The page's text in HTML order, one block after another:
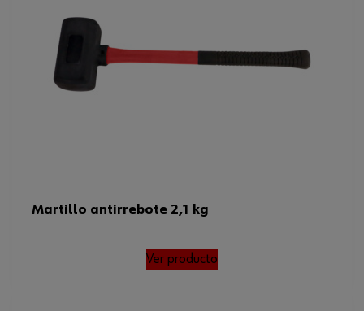
Martillo antirrebote 2,1 kg
Ver producto